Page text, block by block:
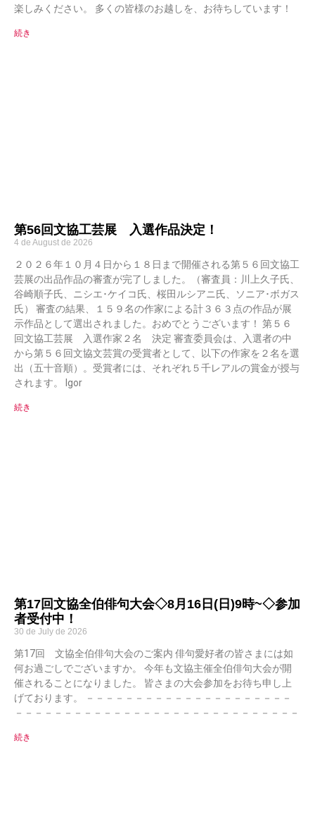
楽しみください。 多くの皆様のお越しを、お待ちしています！
続き
第56回文協工芸展 入選作品決定！
4 de August de 2026
２０２６年１０月４日から１８日まで開催される第５６回文協工
芸展の出品作品の審査が完了しました。（審査員：川上久子氏、
谷崎順子氏、ニシエ･ケイコ氏、桜田ルシアニ氏、ソニア･ボガス
氏） 審査の結果、１５９名の作家による計３６３点の作品が展
示作品として選出されました。おめでとうございます！ 第５６
回文協工芸展 入選作家２名 決定 審査委員会は、入選者の中
から第５６回文協文芸賞の受賞者として、以下の作家を２名を選
出（五十音順）。受賞者には、それぞれ５千レアルの賞金が授与
されます。 Igor
続き
第17回文協全伯俳句大会◇8月16日(日)9時~◇参加
者受付中！
30 de July de 2026
第17回 文協全伯俳句大会のご案内 俳句愛好者の皆さまには如
何お過ごしでございますか。 今年も文協主催全伯俳句大会が開
催されることになりました。 皆さまの大会参加をお待ち申し上
げております。 －－－－－－－－－－－－－－－－－－－－－
－－－－－－－－－－－－－－－－－－－－－－－－－－－－－
続き